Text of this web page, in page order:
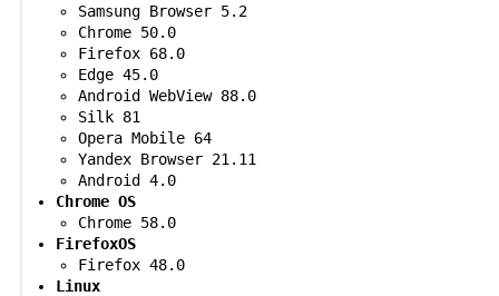
Samsung Browser 5.2
Chrome 50.0
Firefox 68.0
Edge 45.0
Android WebView 88.0
Silk 81
Opera Mobile 64
Yandex Browser 21.11
Android 4.0
Chrome OS
Chrome 58.0
FirefoxOS
Firefox 48.0
Linux